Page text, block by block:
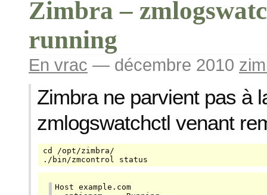
Zimbra –
running
En vrac — décembre 2010
Zimbra ne parvient pas à
zmlogswatchctl venant
cd /opt/zimbra/
./bin/zmcontrol status
Host example.com